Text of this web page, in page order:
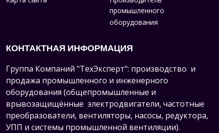
промышленного
оборудования
КОНТАКТНАЯ ИНФОРМАЦИЯ
Группа Компаний "ТехЭксперт": производство и
продажа промышленного и инженерного
оборудования (общепромышленные и
врывозащищённые электродвигатели, частотные
преобразователи, вентиляторы, насосы, редуктора,
УПП и системы промышленной вентиляции).